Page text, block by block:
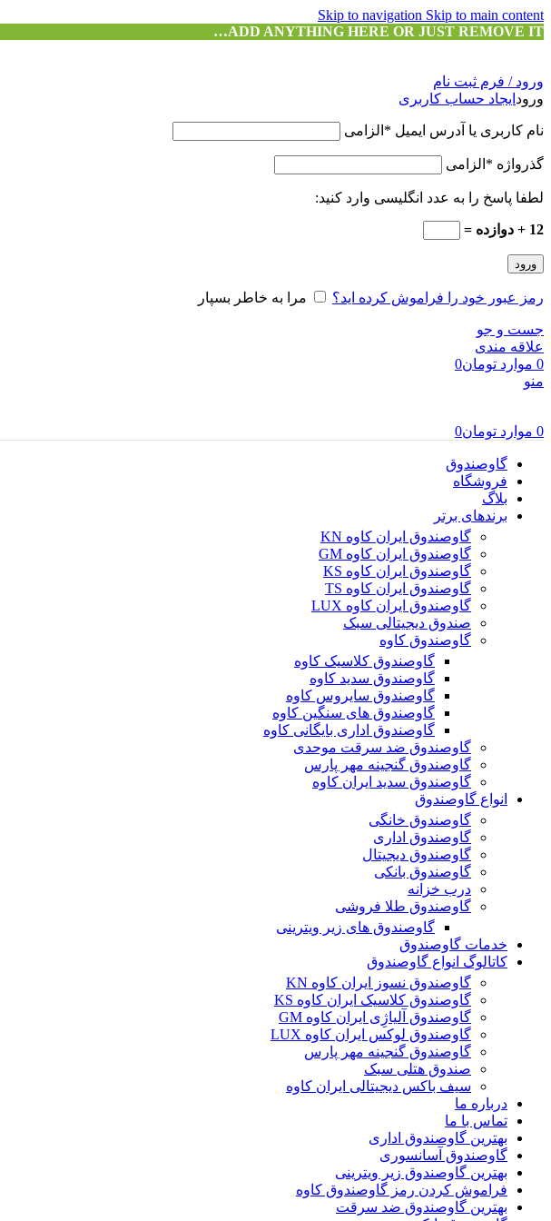
Skip to navigation Skip to main content
ADD ANYTHING HERE OR JUST REMOVE IT…
ورود / فرم ثبت نام
ورود ایجاد حساب کاربری
نام کاربری یا آدرس ایمیل * الزامی
گذرواژه * الزامی
لطفا پاسخ را به عدد انگلیسی وارد کنید:
12 + دوازده =
ورود
رمز عبور خود را فراموش کرده اید؟ مرا به خاطر بسپار
جست و جو
علاقه مندی
0 موارد تومان0
منو
0 موارد تومان0
گاوصندوق
فروشگاه
بلاگ
برندهای برتر
گاوصندوق ایران کاوه KN
گاوصندوق ایران کاوه GM
گاوصندوق ایران کاوه KS
گاوصندوق ایران کاوه TS
گاوصندوق ایران کاوه LUX
صندوق دیجیتالی سبک
گاوصندوق کاوه
گاوصندوق کلاسیک کاوه
گاوصندوق سدید کاوه
گاوصندوق سایروس کاوه
گاوصندوق های سنگین کاوه
گاوصندوق اداری بایگانی کاوه
گاوصندوق ضد سرقت موحدی
گاوصندوق گنجینه مهر پارس
گاوصندوق سدید ایران کاوه
انواع گاوصندوق
گاوصندوق خانگی
گاوصندوق اداری
گاوصندوق دیجیتال
گاوصندوق بانکی
درب خزانه
گاوصندوق طلا فروشی
گاوصندوق های زیر ویترینی
خدمات گاوصندوق
کاتالوگ انواع گاوصندوق
گاوصندوق نسوز ایران کاوه KN
گاوصندوق کلاسیک ایران کاوه KS
گاوصندوق آلیاژِی ایران کاوه GM
گاوصندوق لوکس ایران کاوه LUX
گاوصندوق گنجینه مهر پارس
صندوق هتلی سبک
سیف باکس دیجیتالی ایران کاوه
درباره ما
تماس با ما
بهترین گاوصندوق اداری
گاوصندوق آسانسوری
بهترین گاوصندوق زیر ویترینی
فراموش کردن رمز گاوصندوق کاوه
بهترین گاوصندوق ضد سرقت